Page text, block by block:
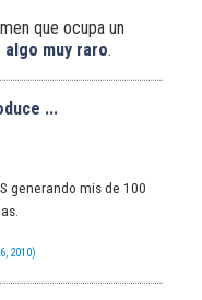
que ocupa un
muy raro.
...
generando mis de 100
2010)